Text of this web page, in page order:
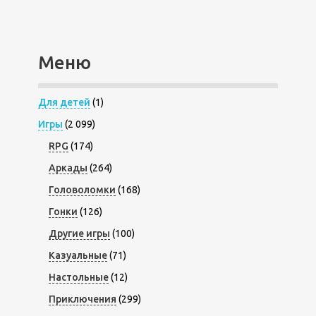
Меню
Для детей (1)
Игры (2 099)
RPG (174)
Аркады (264)
Головоломки (168)
Гонки (126)
Другие игры (100)
Казуальные(71)
Настольные(12)
Приключения (299)